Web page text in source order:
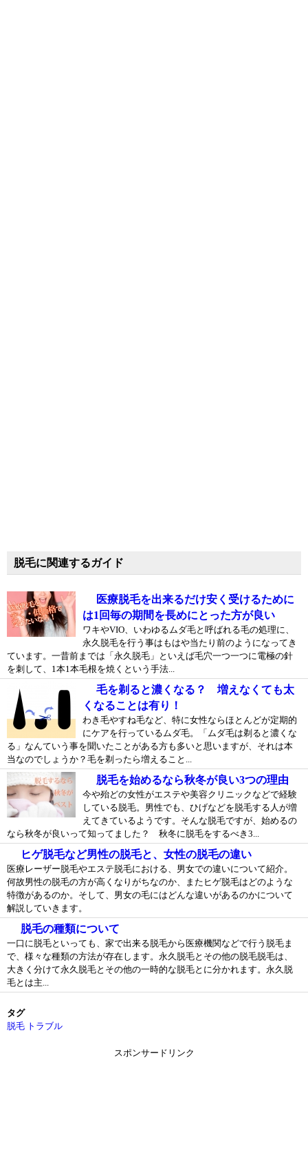
脱毛に関連するガイド
医療脱毛を出来るだけ安く受けるために
は1回毎の期間を長めにとった方が良い
ワキやVIO、いわゆるムダ毛と呼ばれる毛の処理に、
永久脱毛を行う事はもはや当たり前のようになってき
ています。一昔前までは「永久脱毛」といえば毛穴一つ一つに電極の針
を刺して、1本1本毛根を焼くという手法...
毛を剃ると濃くなる？ 増えなくても太
くなることは有り！
わき毛やすね毛など、特に女性ならほとんどが定期的
にケアを行っているムダ毛。「ムダ毛は剃ると濃くな
る」なんていう事を聞いたことがある方も多いと思いますが、それは本
当なのでしょうか？毛を剃ったら増えること...
脱毛を始めるなら秋冬が良い3つの理由
今や殆どの女性がエステや美容クリニックなどで経験
している脱毛。男性でも、ひげなどを脱毛する人が増
えてきているようです。そんな脱毛ですが、始めるの
なら秋冬が良いって知ってました？ 秋冬に脱毛をするべき3...
ヒゲ脱毛など男性の脱毛と、女性の脱毛の違い
医療レーザー脱毛やエステ脱毛における、男女での違いについて紹介。
何故男性の脱毛の方が高くなりがちなのか、またヒゲ脱毛はどのような
特徴があるのか。そして、男女の毛にはどんな違いがあるのかについて
解説していきます。
脱毛の種類について
一口に脱毛といっても、家で出来る脱毛から医療機関などで行う脱毛ま
で、様々な種類の方法が存在します。永久脱毛とその他の脱毛脱毛は、
大きく分けて永久脱毛とその他の一時的な脱毛とに分かれます。永久脱
毛とは主...
タグ
脱毛 トラブル
スポンサードリンク